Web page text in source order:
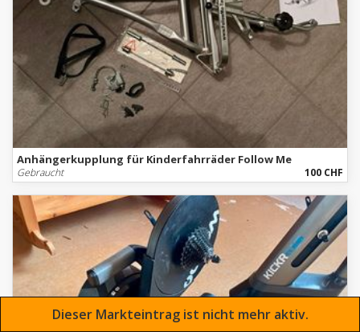
Anhängerkupplung für Kinderfahrräder Follow Me
Gebraucht 100 CHF
Dieser Markteintrag ist nicht mehr aktiv.